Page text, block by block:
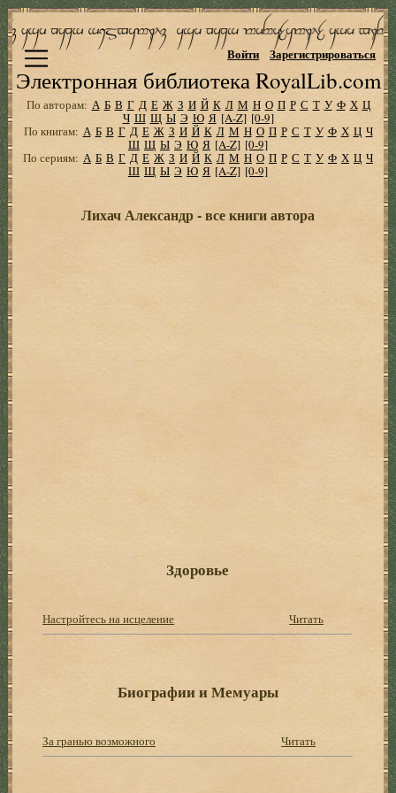
Электронная библиотека RoyalLib.com
Войти Зарегистрироваться
По авторам: А Б В Г Д Е Ж З И Й К Л М Н О П Р С Т У Ф Х Ц
Ч Ш Щ Ы Э Ю Я [A-Z] [0-9]
По книгам: А Б В Г Д Е Ж З И Й К Л М Н О П Р С Т У Ф Х Ц Ч
Ш Щ Ы Э Ю Я [A-Z] [0-9]
По сериям: А Б В Г Д Е Ж З И Й К Л М Н О П Р С Т У Ф Х Ц Ч
Ш Щ Ы Э Ю Я [A-Z] [0-9]
Лихач Александр - все книги автора
Здоровье
Настройтесь на исцеление Читать
Биографии и Мемуары
За гранью возможного Читать